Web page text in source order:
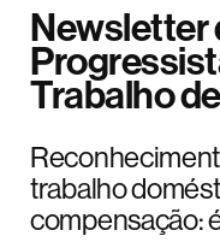
Newsletter
Trabalho
trabalho
compensação: